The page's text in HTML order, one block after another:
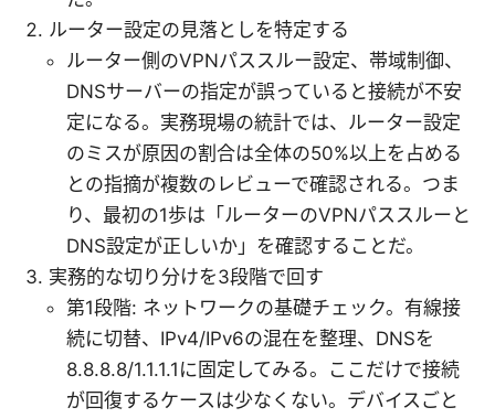
ルーター設定の見落としを特定する
ルーター側のVPNパススルー設定、帯域制御、
DNSサーバーの指定が誤っていると接続が不安
定になる。実務現場の統計では、ルーター設定
のミスが原因の割合は全体の50%以上を占める
との指摘が複数のレビューで確認される。つま
り、最初の1歩は「ルーターのVPNパススルーと
DNS設定が正しいか」を確認することだ。
実務的な切り分けを3段階で回す
第1段階: ネットワークの基礎チェック。有線接
続に切替、IPv4/IPv6の混在を整理、DNSを
8.8.8.8/1.1.1.1に固定してみる。ここだけで接続
が回復するケースは少なくない。デバイスごと